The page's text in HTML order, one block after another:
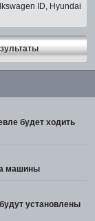
ID, Hyundai
будет ходить
машины
установлены